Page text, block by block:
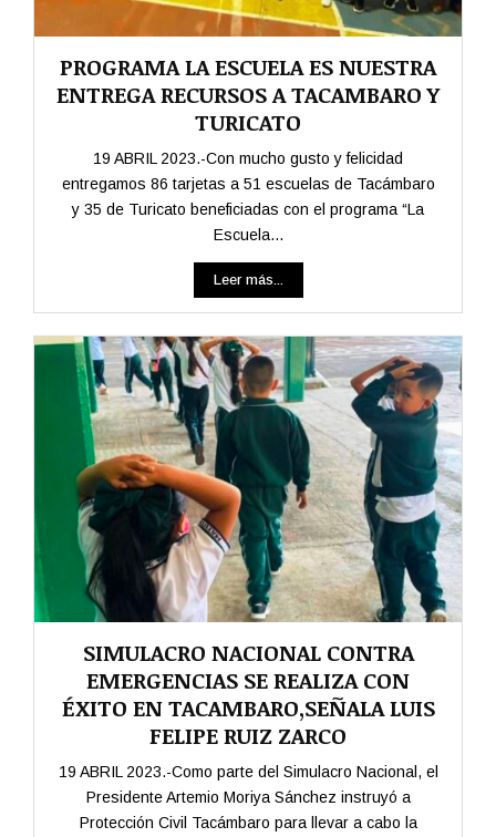
PROGRAMA LA ESCUELA ES NUESTRA
ENTREGA RECURSOS A TACAMBARO Y
TURICATO
19 ABRIL 2023.-Con mucho gusto y felicidad
entregamos 86 tarjetas a 51 escuelas de Tacámbaro
y 35 de Turicato beneficiadas con el programa “La
Escuela...
Leer más...
SIMULACRO NACIONAL CONTRA
EMERGENCIAS SE REALIZA CON
ÉXITO EN TACAMBARO,SEÑALA LUIS
FELIPE RUIZ ZARCO
19 ABRIL 2023.-Como parte del Simulacro Nacional, el
Presidente Artemio Moriya Sánchez instruyó a
Protección Civil Tacámbaro para llevar a cabo la